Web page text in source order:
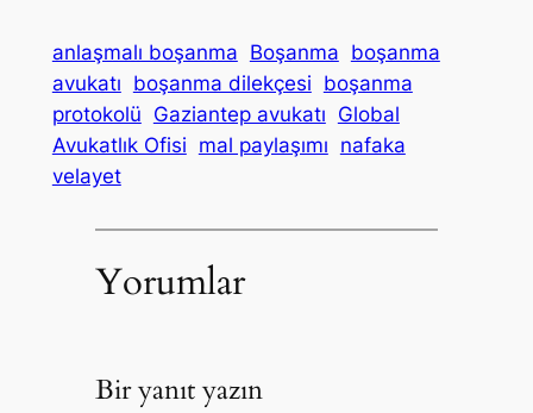
anlaşmalı boşanma Boşanma boşanma
avukatı boşanma dilekçesi boşanma
protokolü Gaziantep avukatı Global
Avukatlık Ofisi mal paylaşımı nafaka
velayet
Yorumlar
Bir yanıt yazın